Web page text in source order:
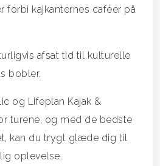
forbi kajkanternes caféer på
afsat tid til kulturelle
bobler.
og Lifeplan Kajak &
turene, og med de bedste
kan du trygt glæde dig til
oplevelse.